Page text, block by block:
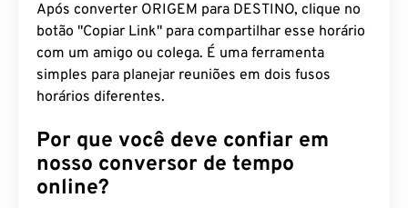
Após converter ORIGEM para DESTINO, clique no
botão "Copiar Link" para compartilhar esse horário
com um amigo ou colega. É uma ferramenta
simples para planejar reuniões em dois fusos
horários diferentes.
Por que você deve confiar em
nosso conversor de tempo
online?